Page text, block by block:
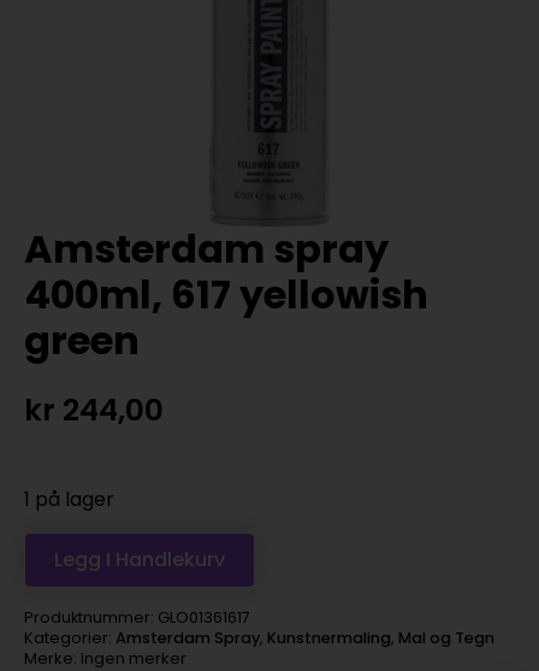
Amsterdam spray
400ml, 617 yellowish
green
kr 244,00
1 på lager
Legg I Handlekurv
Produktnummer: GLO01361617
Kategorier: Amsterdam Spray, Kunstnermaling, Mal og Tegn
Merke: Ingen merker